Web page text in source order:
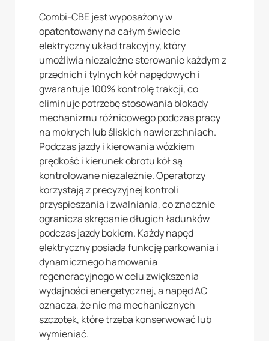
Combi-CBE jest wyposażony w
opatentowany na całym świecie
elektryczny układ trakcyjny, który
umożliwia niezależne sterowanie każdym z
przednich i tylnych kół napędowych i
gwarantuje 100% kontrolę trakcji, co
eliminuje potrzebę stosowania blokady
mechanizmu różnicowego podczas pracy
na mokrych lub śliskich nawierzchniach.
Podczas jazdy i kierowania wózkiem
prędkość i kierunek obrotu kół są
kontrolowane niezależnie. Operatorzy
korzystają z precyzyjnej kontroli
przyspieszania i zwalniania, co znacznie
ogranicza skręcanie długich ładunków
podczas jazdy bokiem. Każdy napęd
elektryczny posiada funkcję parkowania i
dynamicznego hamowania
regeneracyjnego w celu zwiększenia
wydajności energetycznej, a napęd AC
oznacza, że nie ma mechanicznych
szczotek, które trzeba konserwować lub
wymieniać.